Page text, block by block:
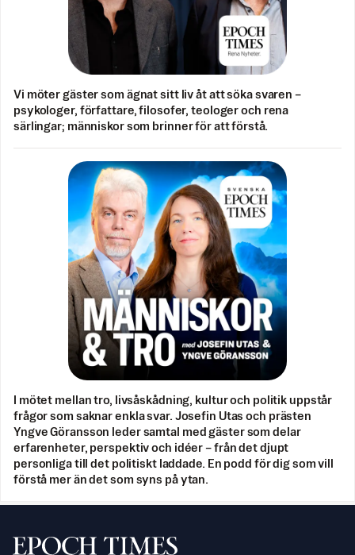
Vi möter gäster som ägnat sitt liv åt att söka svaren –
psykologer, författare, filosofer, teologer och rena
särlingar; människor som brinner för att förstå.
I mötet mellan tro, livsåskådning, kultur och politik uppstår
frågor som saknar enkla svar. Josefin Utas och prästen
Yngve Göransson leder samtal med gäster som delar
erfarenheter, perspektiv och idéer – från det djupt
personliga till det politiskt laddade. En podd för dig som vill
förstå mer än det som syns på ytan.
Svenska Epoch Times